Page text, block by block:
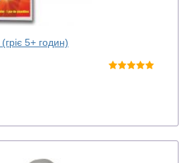
5+ годин)